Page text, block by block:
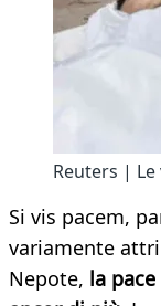
Reuters |
Si vis pacem,
variamente
Nepote, la